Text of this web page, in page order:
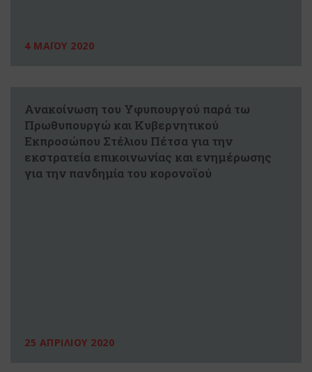
4 ΜΑΪΟΥ 2020
Ανακοίνωση του Υφυπουργού παρά τω
Πρωθυπουργώ και Κυβερνητικού
Εκπροσώπου Στέλιου Πέτσα για την
εκστρατεία επικοινωνίας και ενημέρωσης
για την πανδημία του κορονοϊού
25 ΑΠΡΙΛΙΟΥ 2020